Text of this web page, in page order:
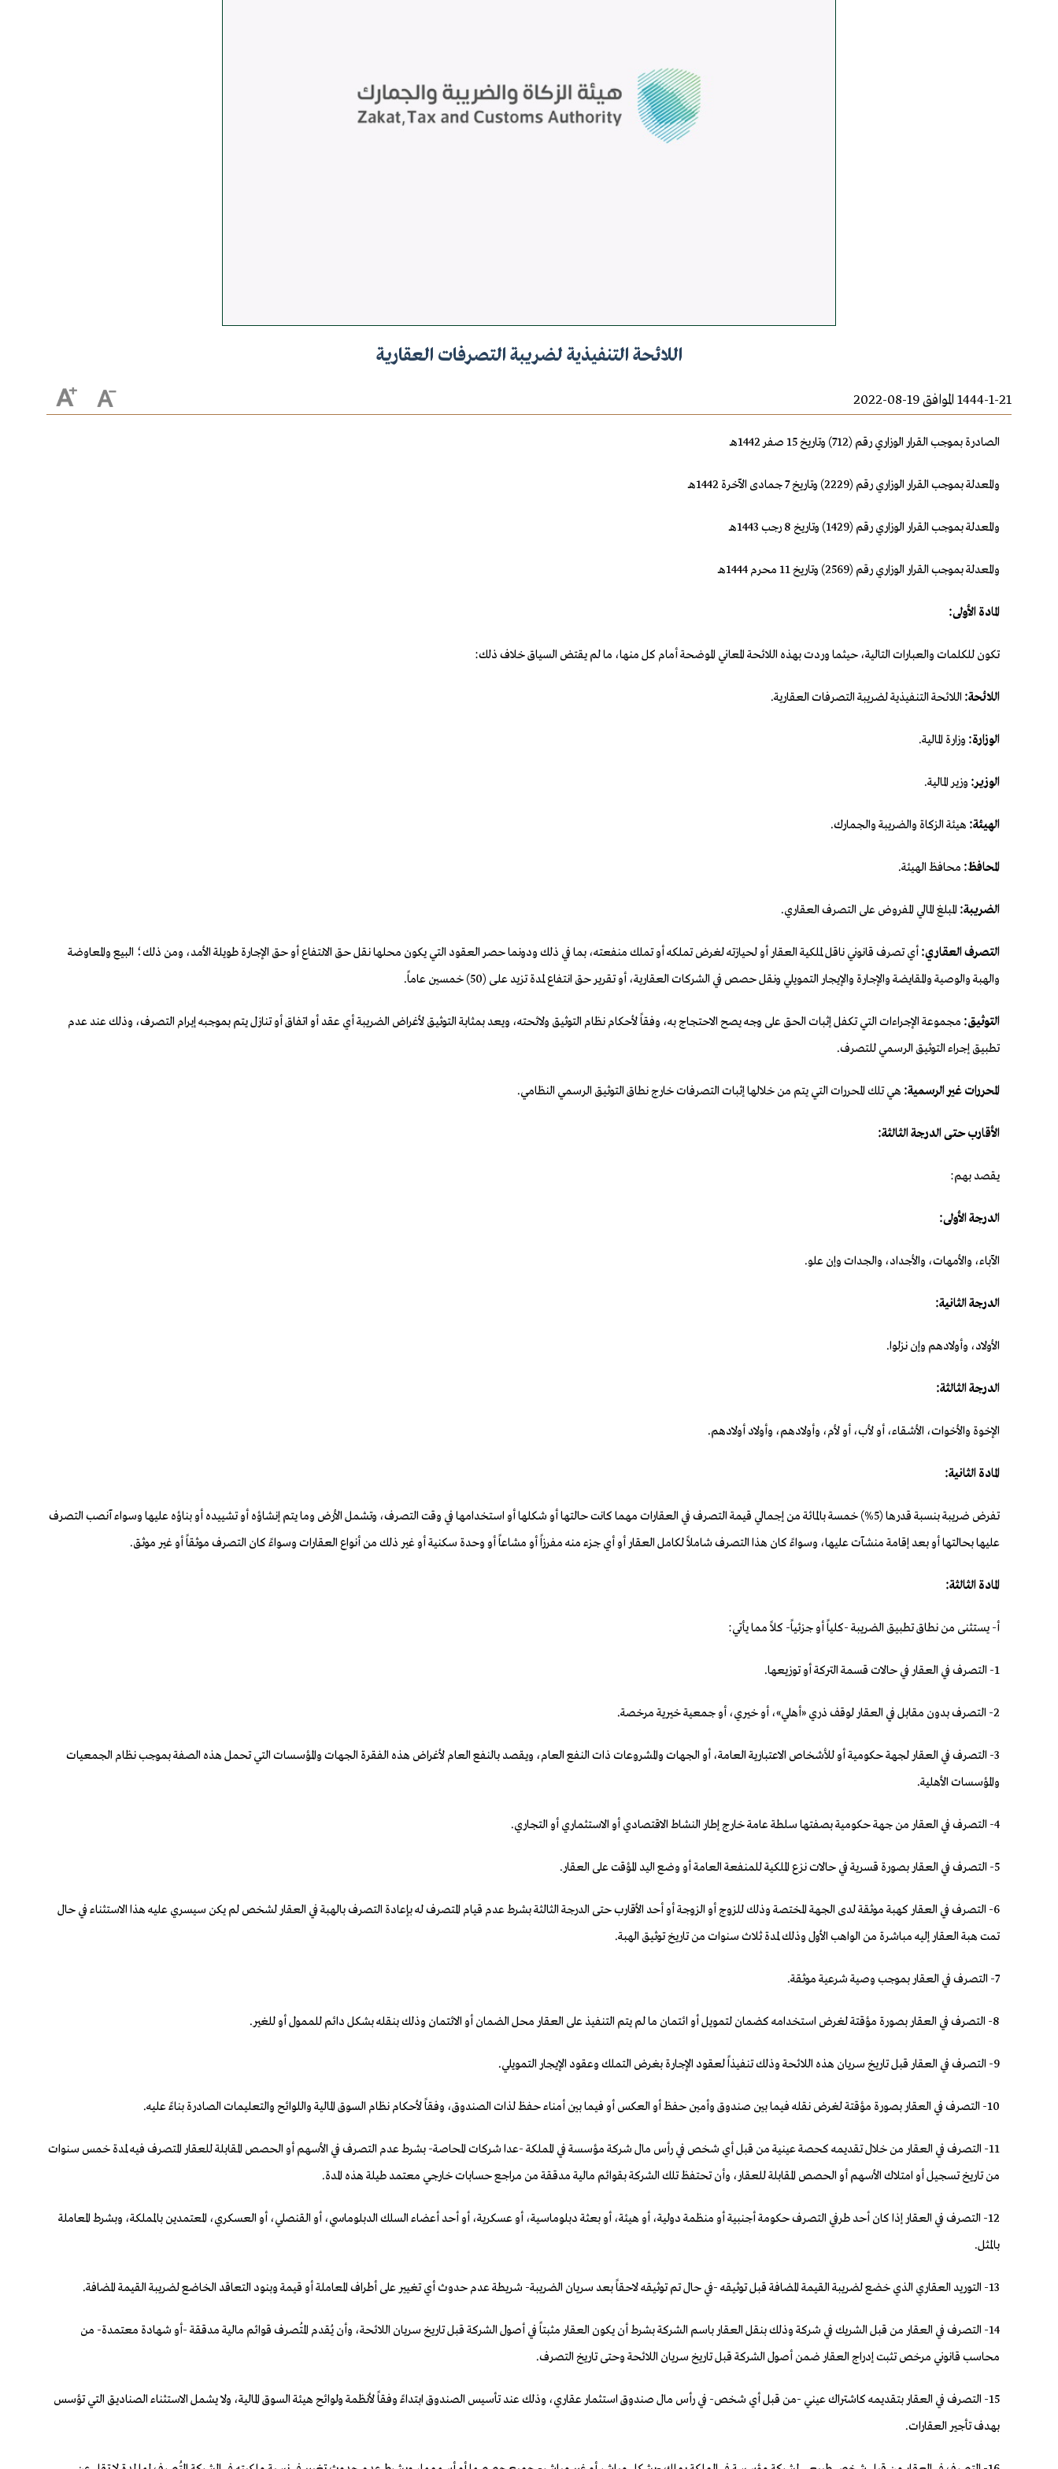
اللائحة التنفيذية لضريبة التصرفات العقارية
1444-1-21 الموافق 19-08-2022
الصادرة بموجب القرار الوزاري رقم (712) وتاريخ 15 صفر 1442هـ
والمعدلة بموجب القرار الوزاري رقم (2229) وتاريخ 7 جمادى الآخرة 1442هـ
والمعدلة بموجب القرار الوزاري رقم (1429) وتاريخ 8 رجب 1443هـ
والمعدلة بموجب القرار الوزاري رقم (2569) وتاريخ 11 محرم 1444هـ
المادة الأولى:
تكون للكلمات والعبارات التالية، حيثما وردت بهذه اللائحة المعاني الموضحة أمام كل منها، ما لم يقتض السياق خلاف ذلك:
اللائحة: اللائحة التنفيذية لضريبة التصرفات العقارية.
الوزارة: وزارة المالية.
الوزير: وزير المالية.
الهيئة: هيئة الزكاة والضريبة والجمارك.
المحافظ: محافظ الهيئة.
الضريبة: المبلغ المالي المفروض على التصرف العقاري.
التصرف العقاري: أي تصرف قانوني ناقل لملكية العقار أو لحيازته لغرض تملكه أو تملك منفعته، بما في ذلك ودونما حصر العقود التي يكون محلها نقل حق الانتفاع أو حق الإجارة طويلة الأمد، ومن ذلك؛ البيع والمعاوضة
والهبة والوصية والمقايضة والإجارة والإيجار التمويلي ونقل حصص في الشركات العقارية، أو تقرير حق انتفاع لمدة تزيد علـى (50) خمسين عاماً.
التوثيق: مجموعة الإجراءات التي تكفل إثبات الحق على وجه يصح الاحتجاج به، وفقاً لأحكام نظام التوثيق ولائحته، ويعد بمثابة التوثيق لأغراض الضريبة أي عقد أو اتفاق أو تنازل يتم بموجبه إبرام التصرف، وذلك عند عدم
تطبيق إجراء التوثيق الرسمي للتصرف.
المحررات غير الرسمية: هي تلك المحررات التي يتم من خلالها إثبات التصرفات خارج نطاق التوثيق الرسمي النظامي.
الأقارب حتى الدرجة الثالثة:
يقصد بهم:
الدرجة الأولى:
الآباء، والأمهات، والأجداد، والجدات وإن علو.
الدرجة الثانية:
الأولاد، وأولادهم وإن نزلوا.
الدرجة الثالثة:
الإخوة والأخوات، الأشقاء، أو لأب، أو لأم، وأولادهم، وأولاد أولادهم.
المادة الثانية:
تفرض ضريبة بنسبة قدرها (5%) خمسة بالمائة من إجمالي قيمة التصرف في العقارات مهما كانت حالتها أو شكلها أو استخدامها في وقت التصرف، وتشمل الأرض وما يتم إنشاؤه أو تشييده أو بناؤه عليها وسواء آنصب التصرف
عليها بحالتها أو بعد إقامة منشآت عليها، وسواءً كان هذا التصرف شاملاً لكامل العقار أو أي جزء منه مفرزاً أو مشاعاً أو وحدة سكنية أو غير ذلك من أنواع العقارات وسواءً كان التصرف موثقاً أو غير موثق.
المادة الثالثة:
أ- يستثنى من نطاق تطبيق الضريبة -كلياً أو جزئياً- كلاً مما يأتي:
1- التصرف في العقار في حالات قسمة التركة أو توزيعها.
2- التصرف بدون مقابل في العقار لوقف ذري «أهلي»، أو خيري، أو جمعية خيرية مرخصة.
3- التصرف في العقار لجهة حكومية أو للأشخاص الاعتبارية العامة، أو الجهات والمشروعات ذات النفع العام، ويقصد بالنفع العام لأغراض هذه الفقرة الجهات والمؤسسات التي تحمل هذه الصفة بموجب نظام الجمعيات
والمؤسسات الأهلية.
4- التصرف في العقار من جهة حكومية بصفتها سلطة عامة خارج إطار النشاط الاقتصادي أو الاستثماري أو التجاري.
5- التصرف في العقار بصورة قسرية في حالات نزع الملكية للمنفعة العامة أو وضع اليد المؤقت على العقار.
6- التصرف في العقار كهبة موثقة لدى الجهة المختصة وذلك للزوج أو الزوجة أو أحد الأقارب حتى الدرجة الثالثة بشرط عدم قيام المتصرف له بإعادة التصرف بالهبة في العقار لشخص لم يكن سيسري عليه هذا الاستثناء في حال
تمت هبة العقار إليه مباشرة من الواهب الأول وذلك لمدة ثلاث سنوات من تاريخ توثيق الهبة.
7- التصرف في العقار بموجب وصية شرعية موثقة.
8- التصرف في العقار بصورة مؤقتة لغرض استخدامه كضمان لتمويل أو ائتمان ما لم يتم التنفيذ على العقار محل الضمان أو الائتمان وذلك بنقله بشكل دائم للممول أو للغير.
9- التصرف في العقار قبل تاريخ سريان هذه اللائحة وذلك تنفيذاً لعقود الإجارة بغرض التملك وعقود الإيجار التمويلي.
10- التصرف في العقار بصورة مؤقتة لغرض نقله فيما بين صندوق وأمين حفظ أو العكس أو فيما بين أمناء حفظ لذات الصندوق، وفقاً لأحكام نظام السوق المالية واللوائح والتعليمات الصادرة بناءً عليه.
11- التصرف في العقار من خلال تقديمه كحصة عينية من قبل أي شخص في رأس مال شركة مؤسسة في المملكة -عدا شركات المحاصة- بشرط عدم التصرف في الأسهم أو الحصص المقابلة للعقار المتصرف فيه لمدة خمس سنوات
من تاريخ تسجيل أو امتلاك الأسهم أو الحصص المقابلة للعقار، وأن تحتفظ تلك الشركة بقوائم مالية مدققة من مراجع حسابات خارجي معتمد طيلة هذه المدة.
12- التصرف في العقار إذا كان أحد طرفي التصرف حكومة أجنبية أو منظمة دولية، أو هيئة، أو بعثة دبلوماسية، أو عسكرية، أو أحد أعضاء السلك الدبلوماسي، أو القنصلي، أو العسكري، المعتمدين بالمملكة، وبشرط المعاملة
بالمثل.
13- التوريد العقاري الذي خضع لضريبة القيمة المضافة قبل توثيقه -في حال تم توثيقه لاحقاً بعد سريان الضريبة- شريطة عدم حدوث أي تغيير على أطراف المعاملة أو قيمة وبنود التعاقد الخاضع لضريبة القيمة المضافة.
14- التصرف في العقار من قبل الشريك في شركة وذلك بنقل العقار باسم الشركة بشرط أن يكون العقار مثبتاً في أصول الشركة قبل تاريخ سريان اللائحة، وأن يُقدم المُتصرف قوائم مالية مدققة -أو شهادة معتمدة- من
محاسب قانوني مرخص تثبت إدراج العقار ضمن أصول الشركة قبل تاريخ سريان اللائحة وحتى تاريخ التصرف.
15- التصرف في العقار بتقديمه كاشتراك عيني -من قبل أي شخص- في رأس مال صندوق استثمار عقاري، وذلك عند تأسيس الصندوق ابتداءً وفقاً لأنظمة ولوائح هيئة السوق المالية، ولا يشمل الاستثناء الصناديق التي تؤسس
بهدف تأجير العقارات.